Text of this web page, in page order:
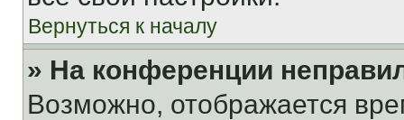
Вернуться к началу
» На конференции
Возможно, отображается